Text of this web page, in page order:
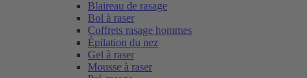
Blaireau de rasage
Bol à raser
Coffrets rasage hommes
Épilation du nez
Gel à raser
Mousse à raser